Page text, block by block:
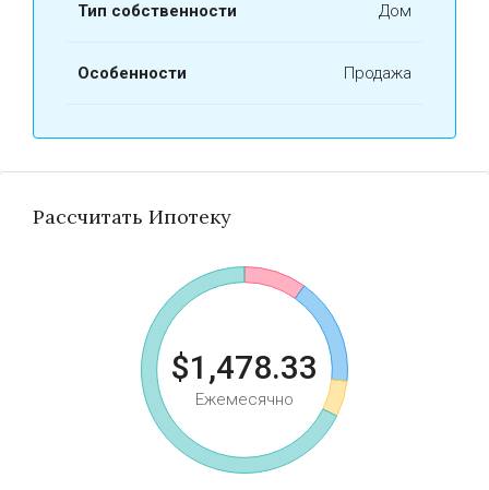
Тип собственности Дом
Особенности Продажа
Рассчитать Ипотеку
$1,478.33
Ежемесячно